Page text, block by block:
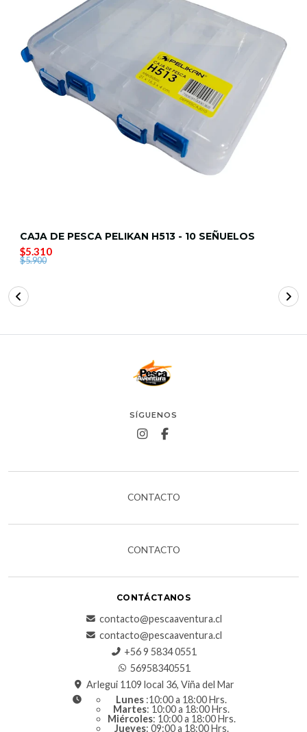
CAJA DE PESCA PELIKAN H513 - 10 SEÑUELOS
$5.310
$5.900
SÍGUENOS
CONTACTO
CONTACTO
CONTÁCTANOS
contacto@pescaaventura.cl
contacto@pescaaventura.cl
+56 9 5834 0551
56958340551
Arlegui 1109 local 36, Viña del Mar
Lunes :10:00 a 18:00 Hrs.
Martes: 10:00 a 18:00 Hrs.
Miércoles: 10:00 a 18:00 Hrs.
Jueves: 09:00 a 18:00 Hrs.